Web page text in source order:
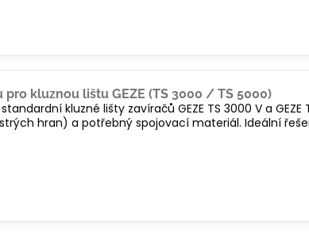
kluznou lištu GEZE (TS 3000 / TS 5000)
kluzné lišty zavíračů GEZE TS 3000 V a GEZE
hran) a potřebný spojovací materiál. Ideální